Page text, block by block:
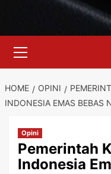
Menu
HOME OPINI
INDONESIA EMAS BEBAS
Opini
Pemerintah
Indonesia